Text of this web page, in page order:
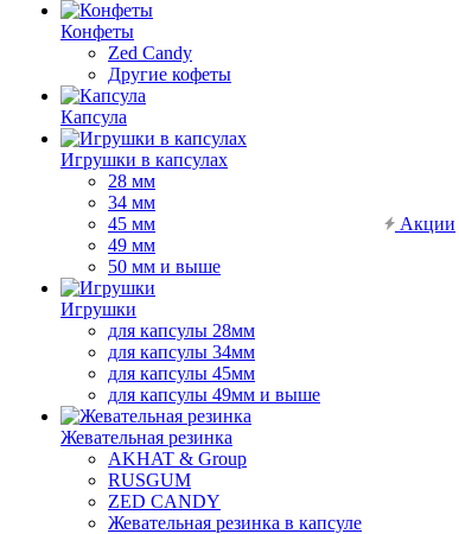
Конфеты
Zed Candy
Другие кофеты
Капсула
Игрушки в капсулах
28 мм
34 мм
45 мм
49 мм
50 мм и выше
Игрушки
для капсулы 28мм
для капсулы 34мм
для капсулы 45мм
для капсулы 49мм и выше
Жевательная резинка
AKHAT & Group
RUSGUM
ZED CANDY
Жевательная резинка в капсуле
Акции